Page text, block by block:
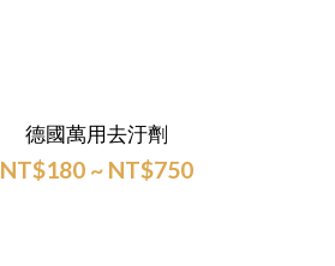
德國萬用去汙劑
NT$180 ~ NT$750